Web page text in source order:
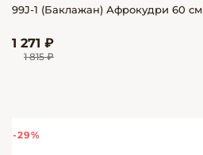
99J-1 (Баклажан) Афрокудри 60 см
1 271 ₽
1 815 ₽
-29%